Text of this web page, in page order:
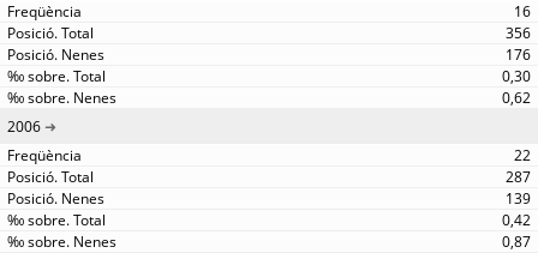
16
356
176
0,30
0,62
2006
22
287
139
0,42
0,87